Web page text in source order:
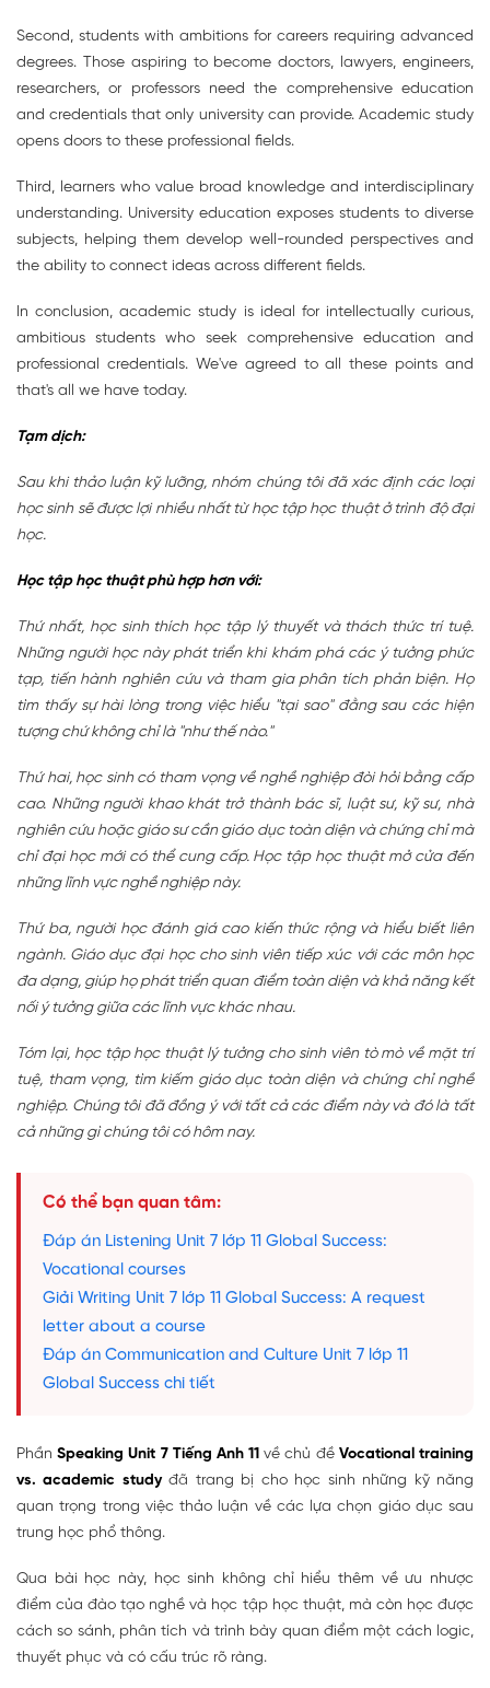
Second, students with ambitions for careers requiring advanced
degrees. Those aspiring to become doctors, lawyers, engineers,
researchers, or professors need the comprehensive education
and credentials that only university can provide. Academic study
opens doors to these professional fields.
Third, learners who value broad knowledge and interdisciplinary
understanding. University education exposes students to diverse
subjects, helping them develop well-rounded perspectives and
the ability to connect ideas across different fields.
In conclusion, academic study is ideal for intellectually curious,
ambitious students who seek comprehensive education and
professional credentials. We've agreed to all these points and
that's all we have today.
Tạm dịch:
Sau khi thảo luận kỹ lưỡng, nhóm chúng tôi đã xác định các loại
học sinh sẽ được lợi nhiều nhất từ học tập học thuật ở trình độ đại
học.
Học tập học thuật phù hợp hơn với:
Thứ nhất, học sinh thích học tập lý thuyết và thách thức trí tuệ.
Những người học này phát triển khi khám phá các ý tưởng phức
tạp, tiến hành nghiên cứu và tham gia phân tích phản biện. Họ
tìm thấy sự hài lòng trong việc hiểu "tại sao" đằng sau các hiện
tượng chứ không chỉ là "như thế nào."
Thứ hai, học sinh có tham vọng về nghề nghiệp đòi hỏi bằng cấp
cao. Những người khao khát trở thành bác sĩ, luật sư, kỹ sư, nhà
nghiên cứu hoặc giáo sư cần giáo dục toàn diện và chứng chỉ mà
chỉ đại học mới có thể cung cấp. Học tập học thuật mở cửa đến
những lĩnh vực nghề nghiệp này.
Thứ ba, người học đánh giá cao kiến thức rộng và hiểu biết liên
ngành. Giáo dục đại học cho sinh viên tiếp xúc với các môn học
đa dạng, giúp họ phát triển quan điểm toàn diện và khả năng kết
nối ý tưởng giữa các lĩnh vực khác nhau.
Tóm lại, học tập học thuật lý tưởng cho sinh viên tò mò về mặt trí
tuệ, tham vọng, tìm kiếm giáo dục toàn diện và chứng chỉ nghề
nghiệp. Chúng tôi đã đồng ý với tất cả các điểm này và đó là tất
cả những gì chúng tôi có hôm nay.
Có thể bạn quan tâm:
Đáp án Listening Unit 7 lớp 11 Global Success:
Vocational courses
Giải Writing Unit 7 lớp 11 Global Success: A request
letter about a course
Đáp án Communication and Culture Unit 7 lớp 11
Global Success chi tiết
PhầnSpeaking Unit 7 Tiếng Anh 11 về chủ đề Vocational training
vs. academic studyđã trang bị cho học sinh những kỹ năng
quan trọng trong việc thảo luận về các lựa chọn giáo dục sau
trung học phổ thông.
Qua bài học này, học sinh không chỉ hiểu thêm về ưu nhược
điểm của đào tạo nghề và học tập học thuật, mà còn học được
cách so sánh, phân tích và trình bày quan điểm một cách logic,
thuyết phục và có cấu trúc rõ ràng.